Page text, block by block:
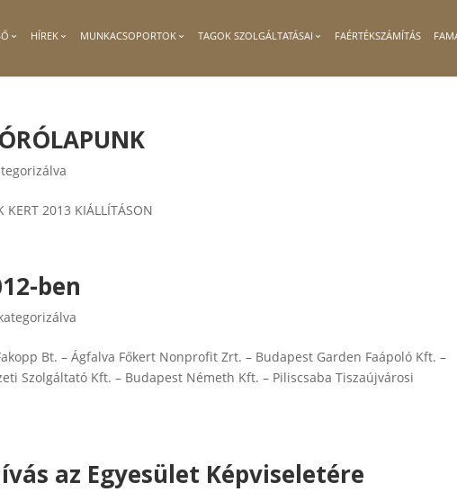
HÍREK MUNKACSOPORTOK TAGOK SZOLGÁLTATÁSAI FAÉRTÉKSZÁMÍTÁS
KERT 2013 KIÁLLÍTÁSON
ben
Bt. – Ágfalva Főkert Nonprofit Zrt. – Budapest Garden Faápoló Kft. –
Szolgáltató Kft. – Budapest Németh Kft. – Piliscsaba Tiszaújvárosi
az Egyesület Képviseletére